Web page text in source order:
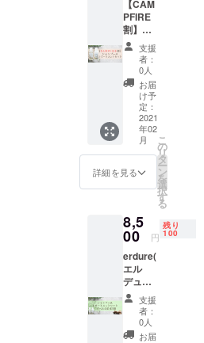
のセッ
トです
3,080円
+3,080
円+送料
=7,360
円の
29.3％
オフ ※
送料・
税込
生成さ
れる、
炭酸ガ
スの極
小の泡
(=マイ
クロバ
ブル)が
ふくま
れた
ALTI(ア
ルティ)
オリジ
ナルの
プー&ト
リート
メント
のセッ
トです
3,080円
+3,080
円+送料
=7,360
円の
【CAM
PFIRE
割】
erdure(
エル
デュー
ル)炭酸
スパ
シャン
プー＆
炭酸ス
パト
リート
メント
のセッ
ト
lボト
ル） 純
度の高
い水で
生成さ
れる、
炭酸ガ
スの極
小の泡
(=マイ
支援
者：
0人
お届
け予
定：
2021
年02
月
詳細を見る
こ
の
リ
タ
ー
ン
を
選
択
す
る
8,5
00 円
残り
100
erdure(
エル
デュー
ル)炭酸
スパ
シャン
プー＆
支援
者：
0人
お届